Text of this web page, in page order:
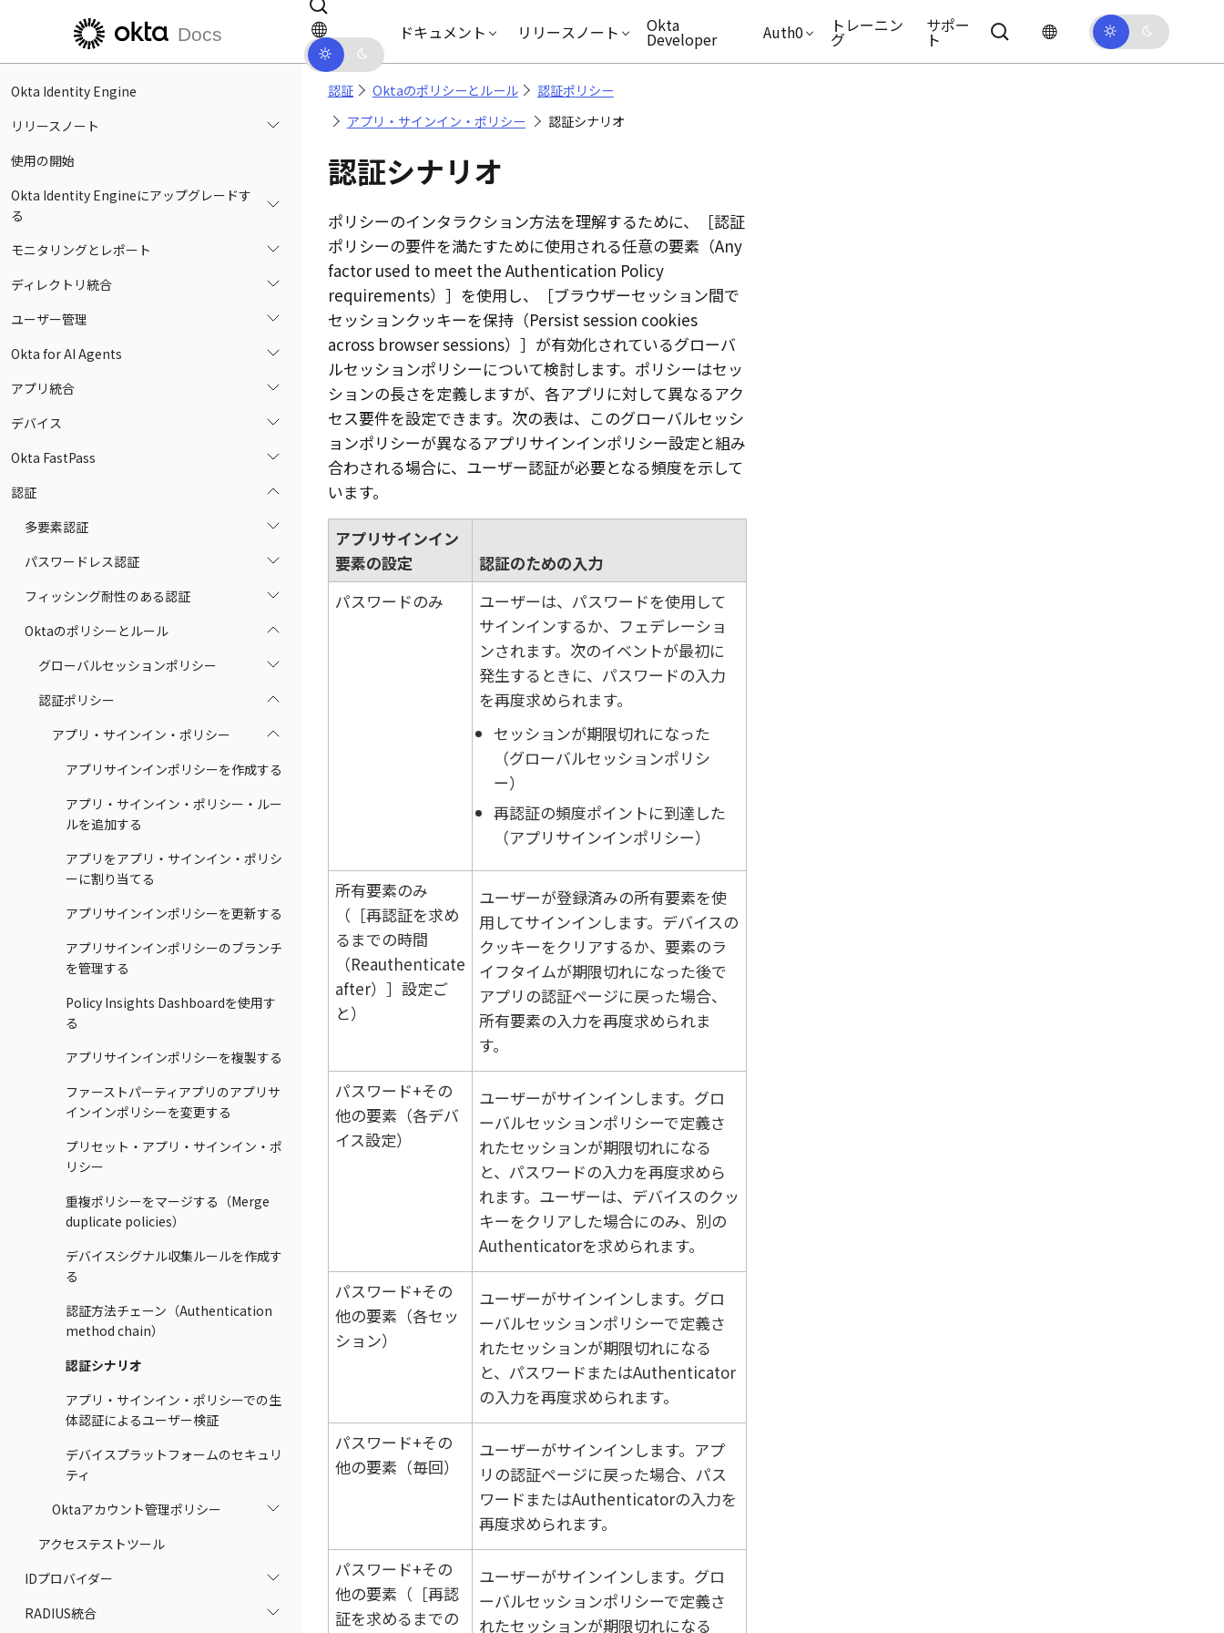
メインコンテンツにスキップ ドキュメントナビゲーションにスキップ
Docs ドキュメント リリースノート Okta
Developer Auth0 トレーニン
グ
サポー
ト
Okta Identity Engine
リリースノート
使用の開始
Okta Identity Engineにアップグレードす
る
モニタリングとレポート
ディレクトリ統合
ユーザー管理
Okta for AI Agents
アプリ統合
デバイス
Okta FastPass
認証
多要素認証
パスワードレス認証
フィッシング耐性のある認証
Oktaのポリシーとルール
グローバルセッションポリシー
認証ポリシー
アプリ・サインイン・ポリシー
アプリサインインポリシーを作成する
アプリ・サインイン・ポリシー・ルー
ルを追加する
アプリをアプリ・サインイン・ポリシ
ーに割り当てる
アプリサインインポリシーを更新する
アプリサインインポリシーのブランチ
を管理する
Policy Insights Dashboardを使用す
る
アプリサインインポリシーを複製する
ファーストパーティアプリのアプリサ
インインポリシーを変更する
プリセット・アプリ・サインイン・ポ
リシー
重複ポリシーをマージする（Merge
duplicate policies）
デバイスシグナル収集ルールを作成す
る
認証方法チェーン（Authentication
method chain）
認証シナリオ
アプリ・サインイン・ポリシーでの生
体認証によるユーザー検証
デバイスプラットフォームのセキュリ
ティ
Oktaアカウント管理ポリシー
アクセステストツール
IDプロバイダー
RADIUS統合
認証 Oktaのポリシーとルール
認証ポリシー
アプリ・サインイン・ポリシー
認証シナリオ
認証シナリオ
ポリシーのインタラクション方法を理解するために、
認証
ポリシーの要件を満たすために使用される任意の要素（Any
factor used to meet the Authentication Policy
requirements）
を使用し、
ブラウザーセッション間で
セッションクッキーを保持（Persist session cookies
across browser sessions）
が有効化されているグローバ
ルセッションポリシーについて検討します。ポリシーはセッ
ションの長さを定義しますが、各アプリに対して異なるアク
セス要件を設定できます。次の表は、このグローバルセッシ
ョンポリシーが異なるアプリサインインポリシー設定と組み
合わされる場合に、ユーザー認証が必要となる頻度を示して
います。
アプリサインイン
要素の設定
認証のための入力
パスワードのみ
ユーザーは、パスワードを使用して
サインインするか、フェデレーショ
ンされます。次のイベントが最初に
発生するときに、パスワードの入力
を再度求められます。
セッションが期限切れになった
（グローバルセッションポリシ
ー）
再認証の頻度ポイントに到達した
（アプリサインインポリシー）
所有要素のみ
（
再認証を求め
るまでの時間
（Reauthenticate
after）
設定ご
と）
ユーザーが登録済みの所有要素を使
用してサインインします。デバイスの
クッキーをクリアするか、要素のラ
イフタイムが期限切れになった後で
アプリの認証ページに戻った場合、
所有要素の入力を再度求められま
す。
パスワード+その
他の要素（各デバ
イス設定）
ユーザーがサインインします。グロ
ーバルセッションポリシーで定義さ
れたセッションが期限切れになる
と、パスワードの入力を再度求めら
れます。ユーザーは、デバイスのクッ
キーをクリアした場合にのみ、別の
Authenticatorを求められます。
パスワード+その
他の要素（各セッ
ション）
ユーザーがサインインします。グロ
ーバルセッションポリシーで定義さ
れたセッションが期限切れになる
と、パスワードまたはAuthenticator
の入力を再度求められます。
パスワード+その
他の要素（毎回）
ユーザーがサインインします。アプ
リの認証ページに戻った場合、パス
ワードまたはAuthenticatorの入力を
再度求められます。
パスワード+その
他の要素（
再認
証を求めるまでの
ユーザーがサインインします。グロ
ーバルセッションポリシーで定義さ
れたセッションが期限切れになる